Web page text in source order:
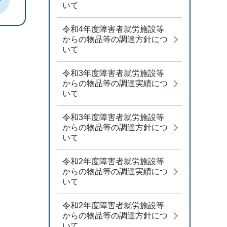
いて
令和4年度障害者就労施設等
からの物品等の調達方針につ
いて
令和3年度障害者就労施設等
からの物品等の調達実績につ
いて
令和3年度障害者就労施設等
からの物品等の調達方針につ
いて
令和2年度障害者就労施設等
からの物品等の調達実績につ
いて
令和2年度障害者就労施設等
からの物品等の調達方針につ